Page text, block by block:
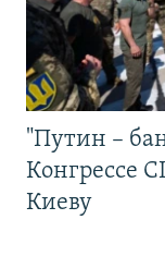
"Путин –
Конгрессе
Киеву